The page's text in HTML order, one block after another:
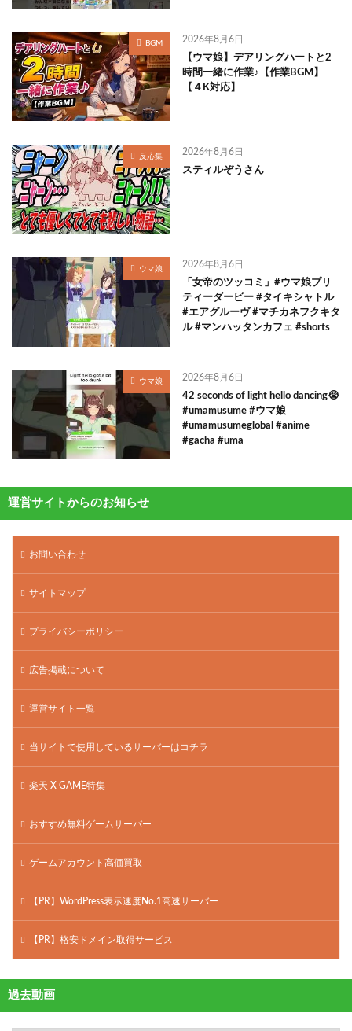
BGM 2026年8月6日
【ウマ娘】デアリングハートと2
時間一緒に作業♪【作業BGM】
【４K対応】
反応集 2026年8月6日
スティルぞうさん
ウマ娘 2026年8月6日
「女帝のツッコミ」#ウマ娘プリ
ティーダービー #タイキシャトル
#エアグルーヴ #マチカネフクキタ
ル #マンハッタンカフェ #shorts
ウマ娘 2026年8月6日
42 seconds of light hello dancing😭
#umamusume #ウマ娘
#umamusumeglobal #anime
#gacha #uma
運営サイトからのお知らせ
お問い合わせ
サイトマップ
プライバシーポリシー
広告掲載について
運営サイト一覧
当サイトで使用しているサーバーはコチラ
楽天 X GAME特集
おすすめ無料ゲームサーバー
ゲームアカウント高価買取
【PR】WordPress表示速度No.1高速サーバー
【PR】格安ドメイン取得サービス
過去動画